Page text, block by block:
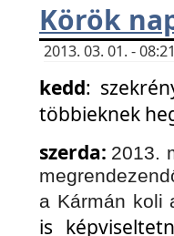
Körök
2013. 03. 01. -
kedd:
többieknek
szerda: 2013.
a Kármán koli
is